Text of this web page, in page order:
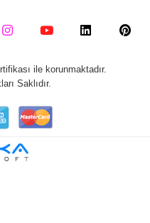
ile korunmaktadır.
Saklıdır.